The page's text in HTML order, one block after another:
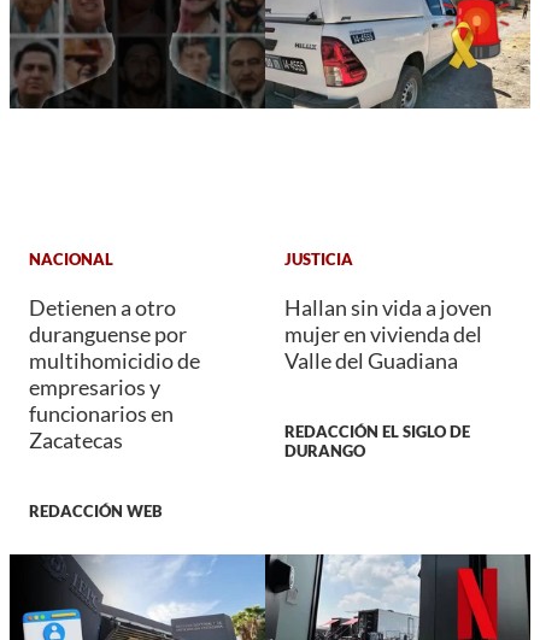
NACIONAL
Detienen a otro
duranguense por
multihomicidio de
empresarios y
funcionarios en
Zacatecas
REDACCIÓN WEB
JUSTICIA
Hallan sin vida a joven
mujer en vivienda del
Valle del Guadiana
REDACCIÓN EL SIGLO DE
DURANGO